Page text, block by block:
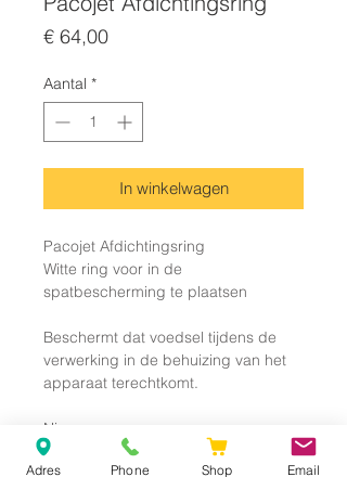
€ 64,00Prijs
Aantal *
In winkelwagen
Pacojet Afdichtingsring
Witte ring voor in de
spatbescherming te plaatsen
Beschermt dat voedsel tijdens de
verwerking in de behuizing van het
apparaat terechtkomt.
Nieuw
Adres Phone Shop Email